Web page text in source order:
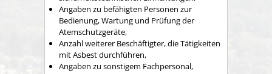
Angaben zu befähigten Personen zur
Bedienung, Wartung und Prüfung der
Atemschutzgeräte,
Anzahl weiterer Beschäftigter, die Tätigkeiten
mit Asbest durchführen,
Angaben zu sonstigem Fachpersonal,